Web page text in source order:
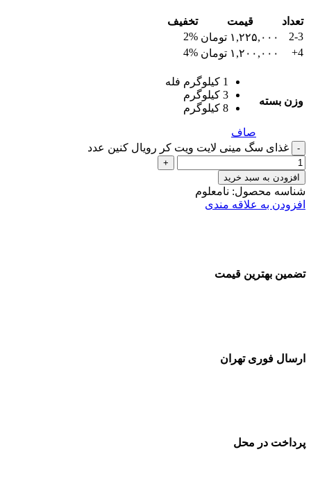
تعداد قیمت
تخفیف
2-3
۱,۲۲۵,۰۰۰ تومان 2%
4+
۱,۲۰۰,۰۰۰ تومان 4%
وزن بسته
1 کیلوگرم فله
3 کیلوگرم
8 کیلوگرم
صاف
غذای سگ مینی لایت ویت کر رویال کنین عدد
افزودن به سبد خرید
شناسه محصول: نامعلوم
افزودن به علاقه مندی
تضمین بهترین قیمت
ارسال فوری تهران
پرداخت در محل